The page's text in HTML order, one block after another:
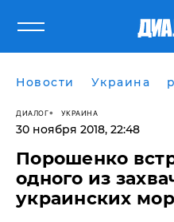
Новости Украина
ДИАЛОГ УКРАИНА
30 ноября 2018, 22:48
Порошенко
одного из
украинских